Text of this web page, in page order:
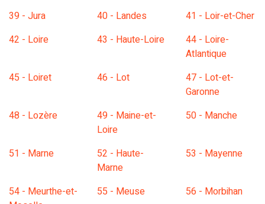
39 - Jura 40 - Landes
41 - Loir-et-Cher
42 - Loire
43 - Haute-Loire
44 - Loire-
Atlantique
45 - Loiret
46 - Lot
47 - Lot-et-
Garonne
48 - Lozère
49 - Maine-et-
Loire
50 - Manche
51 - Marne
52 - Haute-
Marne
53 - Mayenne
54 - Meurthe-et-
55 - Meuse 56 - Morbihan